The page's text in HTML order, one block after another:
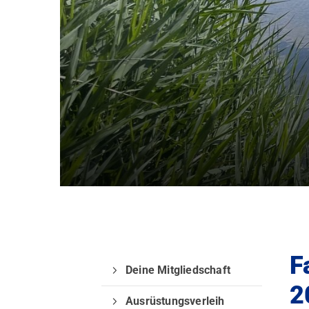
Deine Mitgliedschaft
Ausrüstungsverleih
Quicklinks
Sportangebote
Jugend